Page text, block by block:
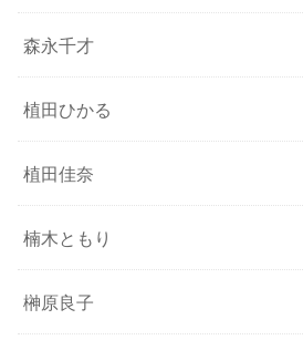
森永千才
植田ひかる
植田佳奈
楠木ともり
榊原良子